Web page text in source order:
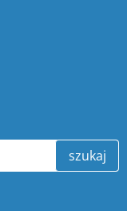
szukaj